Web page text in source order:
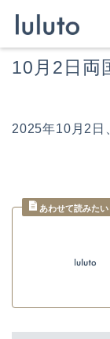
10月2日両
2025年10月2日